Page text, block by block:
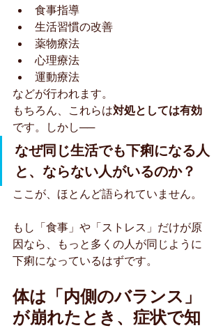
食事指導
生活習慣の改善
薬物療法
心理療法
運動療法
などが行われます。
もちろん、これらは対処としては有効
です。しかし──
なぜ同じ生活でも下痢になる人
と、ならない人がいるのか？
ここが、ほとんど語られていません。
もし「食事」や「ストレス」だけが原
因なら、もっと多くの人が同じように
下痢になっているはずです。
体は「内側のバランス」
が崩れたとき、症状で知